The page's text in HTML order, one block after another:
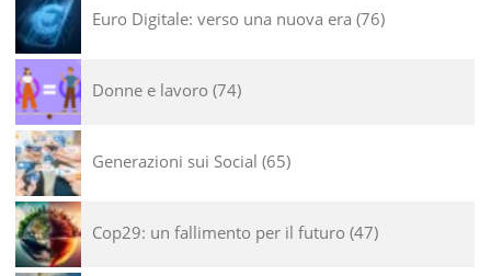
Euro Digitale: verso una nuova era 76
Donne e lavoro 74
Generazioni sui Social 65
Cop29: un fallimento per il futuro 47